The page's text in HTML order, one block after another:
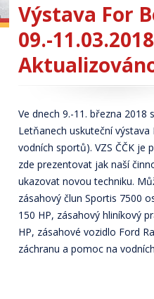
Výstava For
09.-
Ve dnech 9.-11. března 2018
Letňanech uskuteční
vodních sportů). VZS ČČK je
zde prezentovat jak naší
ukazovat novou techniku.
zásahový člun Sportis 7500
150 HP, zásahový hliníkový
HP, zásahové vozidlo Ford
záchranu a pomoc na